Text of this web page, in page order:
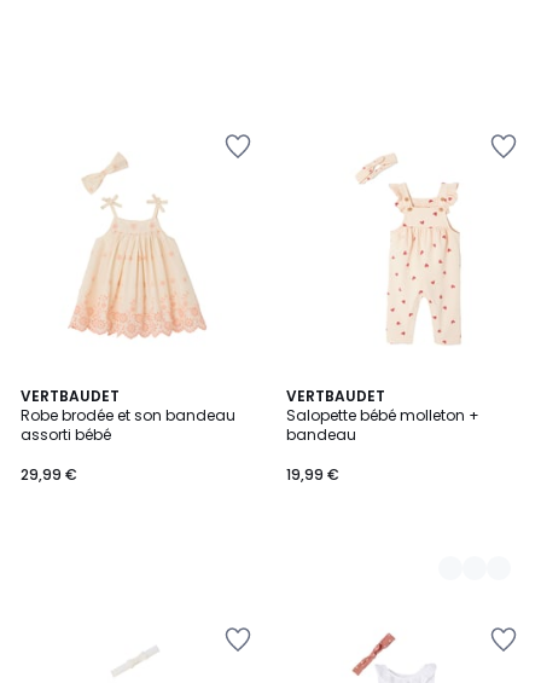
VERTBAUDET
Robe brodée et son bandeau
assorti bébé
29,99 €
VERTBAUDET
Salopette bébé molleton +
bandeau
19,99 €
2
Couleurs